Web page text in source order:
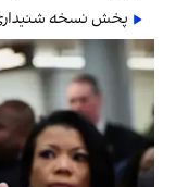
پخش نسخه